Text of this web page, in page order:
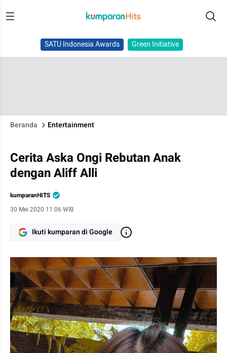
SATU Indonesia Awards Green Initiative
Beranda Entertainment
Cerita Aska Ongi Rebutan Anak
dengan Aliff Alli
kumparanHITS
30 Mei 2020 11:06 WIB
Ikuti kumparan di Google